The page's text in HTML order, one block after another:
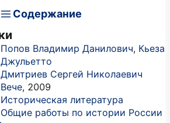
Содержание
Попов Владимир Данилович, Кьеза
Джульетто
Дмитриев Сергей Николаевич
Вече, 2009
Историческая литература
Общие работы по истории России